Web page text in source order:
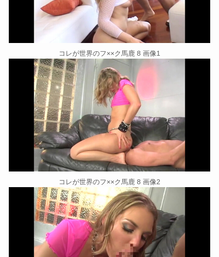
コレが世界のフ××ク馬鹿 8 画像1
コレが世界のフ××ク馬鹿 8 画像2